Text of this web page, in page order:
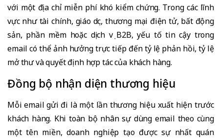
với một địa chỉ miễn phí khó kiểm chứng. Trong các lĩnh
vực như tài chính, giáo dục, thương mại điện tử, bất động
sản, phần mềm hoặc dịch vụ B2B, yếu tố tin cậy trong
email có thể ảnh hưởng trực tiếp đến tỷ lệ phản hồi, tỷ lệ
mở thư và quyết định hợp tác của khách hàng.
Đồng bộ nhận diện thương hiệu
Mỗi email gửi đi là một lần thương hiệu xuất hiện trước
khách hàng. Khi toàn bộ nhân sự dùng email theo cùng
một tên miền, doanh nghiệp tạo được sự nhất quán